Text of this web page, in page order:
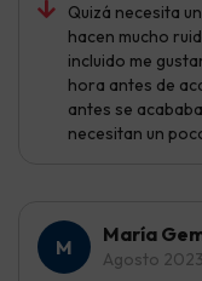
Quizá necesita
hacen mucho
incluido me
hora antes de
antes se
necesitan un
María
Agosto 2023